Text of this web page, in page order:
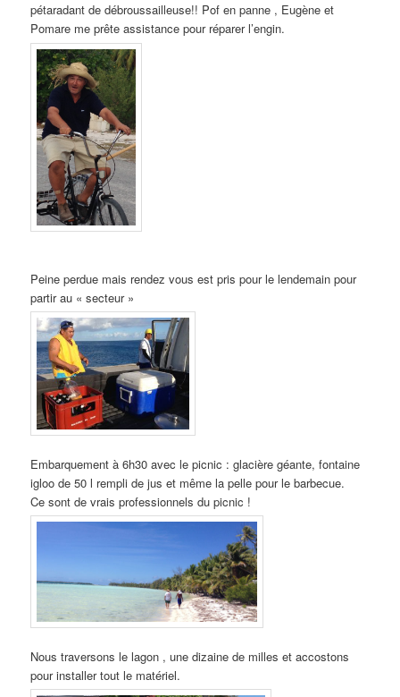
pétaradant de débroussailleuse!! Pof en panne , Eugène et
Pomare me prête assistance pour réparer l’engin.
Peine perdue mais rendez vous est pris pour le lendemain pour
partir au « secteur »
Embarquement à 6h30 avec le picnic : glacière géante, fontaine
igloo de 50 l rempli de jus et même la pelle pour le barbecue.
Ce sont de vrais professionnels du picnic !
Nous traversons le lagon , une dizaine de milles et accostons
pour installer tout le matériel.